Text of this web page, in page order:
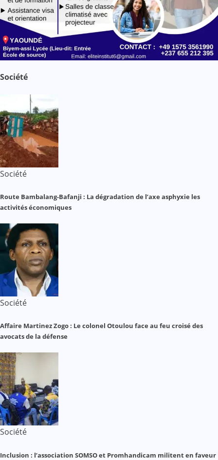
Société
Société
Route Bambalang-Bafanji : La dégradation de l’axe asphyxie les
activités économiques
Société
Affaire Martinez Zogo : Le colonel Otoulou face au feu croisé des
avocats de la défense
Société
Inclusion : l’association SOMSO et Promhandicam militent en faveur